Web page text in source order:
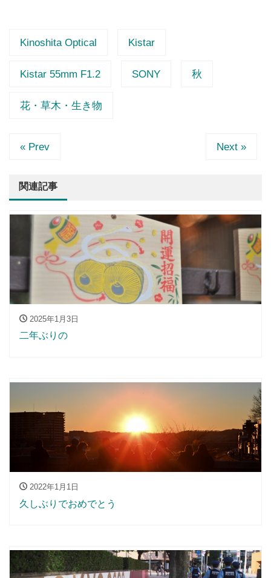
Kinoshita Optical Kistar
Kistar 55mm F1.2 SONY 秋
花・草木・生き物
« Prev Next »
関連記事
2025年1月3日
二年ぶりの
2022年1月1日
久しぶりでおめでとう